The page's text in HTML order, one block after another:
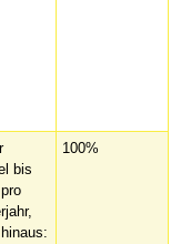
bis
100%